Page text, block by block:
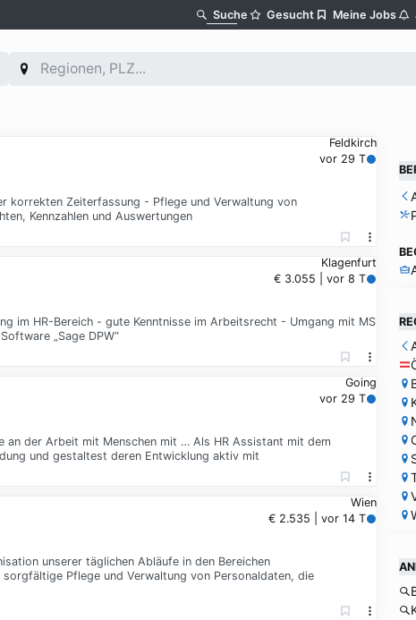
Suche Gesucht Meine Jobs
Feldkirch
vor 29 T
korrekten Zeiterfassung - Pflege und Verwaltung von
Kennzahlen und Auswertungen
Klagenfurt
€ 3.055 | vor 8 T
im HR-Bereich - gute Kenntnisse im Arbeitsrecht - Umgang mit MS
„Sage DPW“
Going
vor 29 T
an der Arbeit mit Menschen mit … Als HR Assistant mit dem
und gestaltest deren Entwicklung aktiv mit
Wien
€ 2.535 | vor 14 T
unserer täglichen Abläufe in den Bereichen
Pflege und Verwaltung von Personaldaten, die